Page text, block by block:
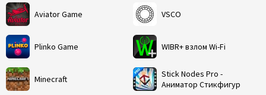
Aviator Game
Plinko Game
Minecraft
VSCO
WIBR+ взлом Wi-Fi
Stick Nodes Pro -
Аниматор Стикфигур